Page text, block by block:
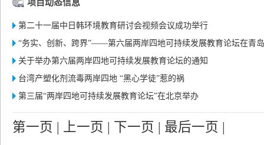
项目动态信息
第二十一届中日韩环境教育研讨会视频会议成功举行
“务实、创新、跨界”——第六届两岸四地可持续发展教育论坛在青
关于举办第六届两岸四地可持续发展教育论坛的通知
台湾产塑化剂流毒两岸四地 “黑心学徒”惹的祸
第三届“两岸四地可持续发展教育论坛”在北京举办
第一页 | 上一页 | 下一页 | 最后一页 |